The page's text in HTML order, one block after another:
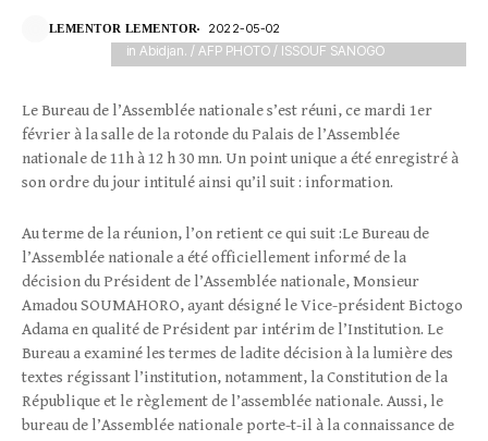
LEMENTOR LEMENTOR 2022-05-02
president Guillaume Soro (back-L), on October 5, 2016
in Abidjan. / AFP PHOTO / ISSOUF SANOGO
Le Bureau de l’Assemblée nationale s’est réuni, ce mardi 1er
février à la salle de la rotonde du Palais de l’Assemblée
nationale de 11h à 12 h 30 mn. Un point unique a été enregistré à
son ordre du jour intitulé ainsi qu’il suit : information.
Au terme de la réunion, l’on retient ce qui suit :Le Bureau de
l’Assemblée nationale a été officiellement informé de la
décision du Président de l’Assemblée nationale, Monsieur
Amadou SOUMAHORO, ayant désigné le Vice-président Bictogo
Adama en qualité de Président par intérim de l’Institution. Le
Bureau a examiné les termes de ladite décision à la lumière des
textes régissant l’institution, notamment, la Constitution de la
République et le règlement de l’assemblée nationale. Aussi, le
bureau de l’Assemblée nationale porte-t-il à la connaissance de